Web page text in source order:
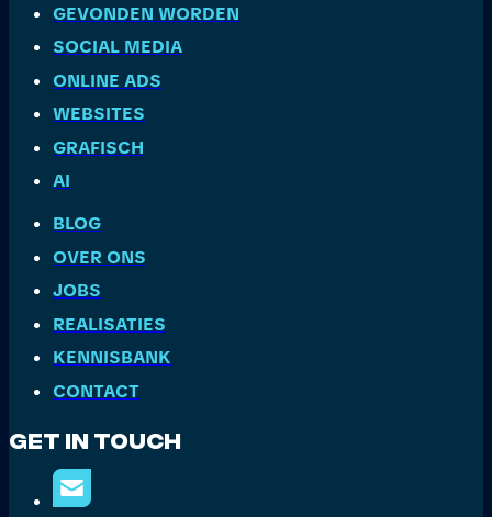
GEVONDEN WORDEN
SOCIAL MEDIA
ONLINE ADS
WEBSITES
GRAFISCH
AI
BLOG
OVER ONS
JOBS
REALISATIES
KENNISBANK
CONTACT
Get In Touch